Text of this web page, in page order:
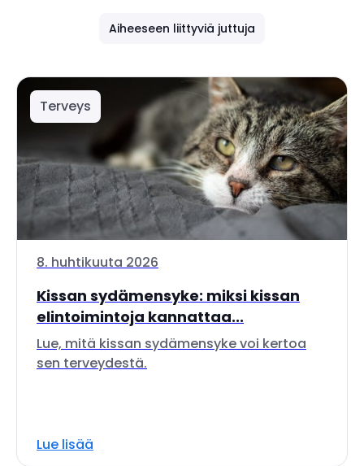
Aiheeseen liittyviä juttuja
Terveys
8. huhtikuuta 2026
Kissan sydämensyke: miksi kissan
elintoimintoja kannattaa...
Lue, mitä kissan sydämensyke voi kertoa
sen terveydestä.
Lue lisää